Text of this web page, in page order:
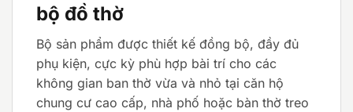
bộ đồ thờ
Bộ sản phẩm được thiết kế đồng bộ, đầy đủ
phụ kiện, cực kỳ phù hợp bài trí cho các
không gian ban thờ vừa và nhỏ tại căn hộ
chung cư cao cấp, nhà phố hoặc bàn thờ treo